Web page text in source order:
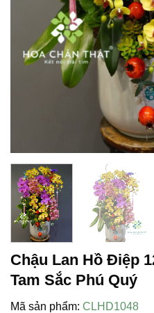
Chậu Lan Hồ Điệp
Tam Sắc Phú Quý
Mã sản phẩm: CLHD1048